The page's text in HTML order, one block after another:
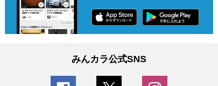
みんカラ公式SNS